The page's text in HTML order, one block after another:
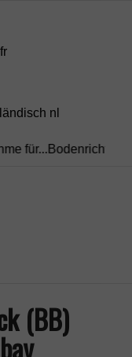
fr
nl
Bodenrichtwert vs.
(BB)